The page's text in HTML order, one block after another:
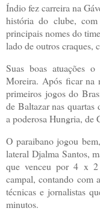
Índio fez carreira na
história do clube,
principais nomes do
lado de outros craques,
Suas boas atuações
Moreira. Após ficar na
primeiros jogos do
de Baltazar nas
a poderosa Hungria, de
O paraibano jogou
lateral Djalma Santos,
que venceu por 4 x 2
campal, contando com
técnicas e jornalistas
minutos.